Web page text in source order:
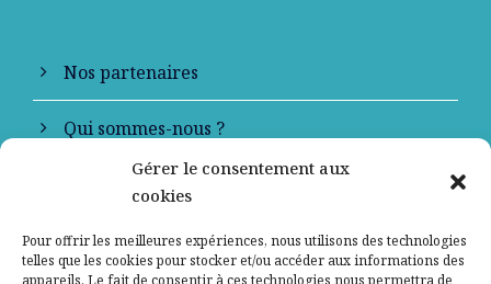
Gérer le consentement aux
cookies
Pour offrir les meilleures expériences, nous utilisons des technologies
telles que les cookies pour stocker et/ou accéder aux informations des
appareils. Le fait de consentir à ces technologies nous permettra de
Nos partenaires
Qui sommes-nous ?
Contactez-nous
Mentions légales